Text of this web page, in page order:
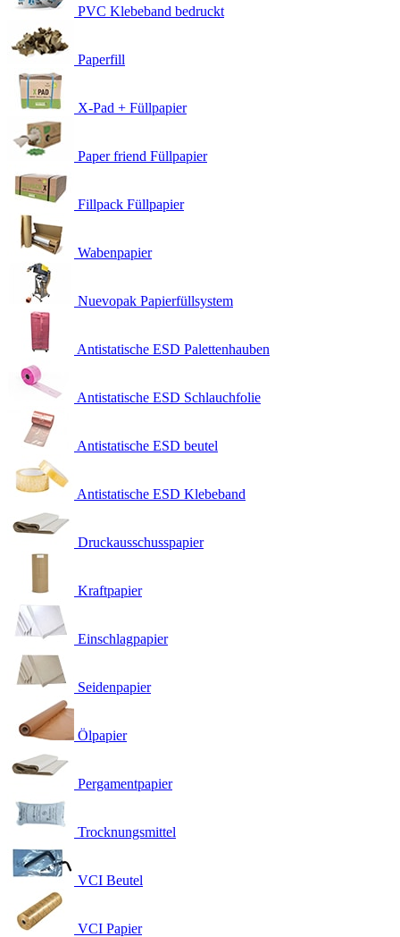
PVC Klebeband bedruckt
Paperfill
X-Pad + Füllpapier
Paper friend Füllpapier
Fillpack Füllpapier
Wabenpapier
Nuevopak Papierfüllsystem
Antistatische ESD Palettenhauben
Antistatische ESD Schlauchfolie
Antistatische ESD beutel
Antistatische ESD Klebeband
Druckausschusspapier
Kraftpapier
Einschlagpapier
Seidenpapier
Ölpapier
Pergamentpapier
Trocknungsmittel
VCI Beutel
VCI Papier